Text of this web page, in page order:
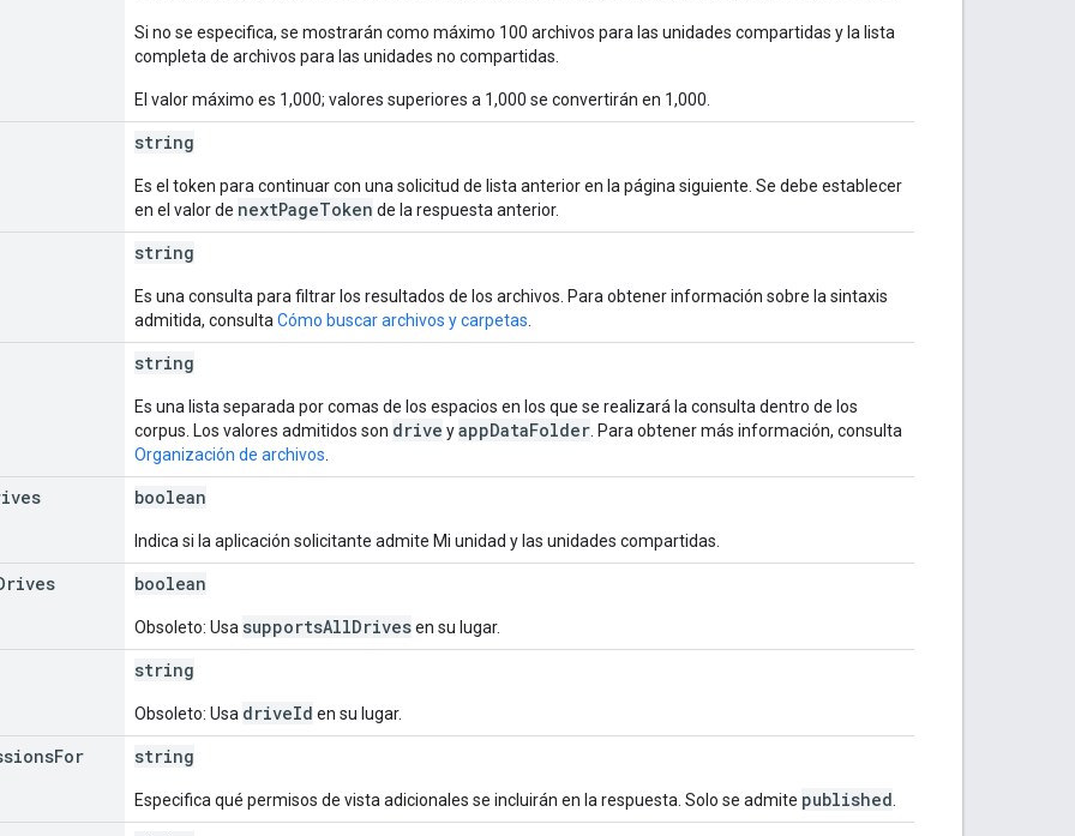
Si no se especifica, se mostrarán como máximo 100 archivos para las unidades compartidas y la lista
completa de archivos para las unidades no compartidas.
El valor máximo es 1,000; valores superiores a 1,000 se convertirán en 1,000.
string
Es el token para continuar con una solicitud de lista anterior en la página siguiente. Se debe establecer
en el valor de nextPageToken de la respuesta anterior.
string
Es una consulta para filtrar los resultados de los archivos. Para obtener información sobre la sintaxis
admitida, consulta Cómo buscar archivos y carpetas
string
Es una lista separada por comas de los espacios en los que se realizará la consulta dentro de los
corpus. Los valores admitidos son drive yappDataFolder . Para obtener más información, consulta
Organización de archivos
boolean
Indica si la aplicación solicitante admite Mi unidad y las unidades compartidas.
boolean
Obsoleto: Usa supportsAllDrivesen su lugar.
string
Obsoleto: Usa driveId en su lugar.
For
string
Especifica qué permisos de vista adicionales se incluirán en la respuesta. Solo se admite published